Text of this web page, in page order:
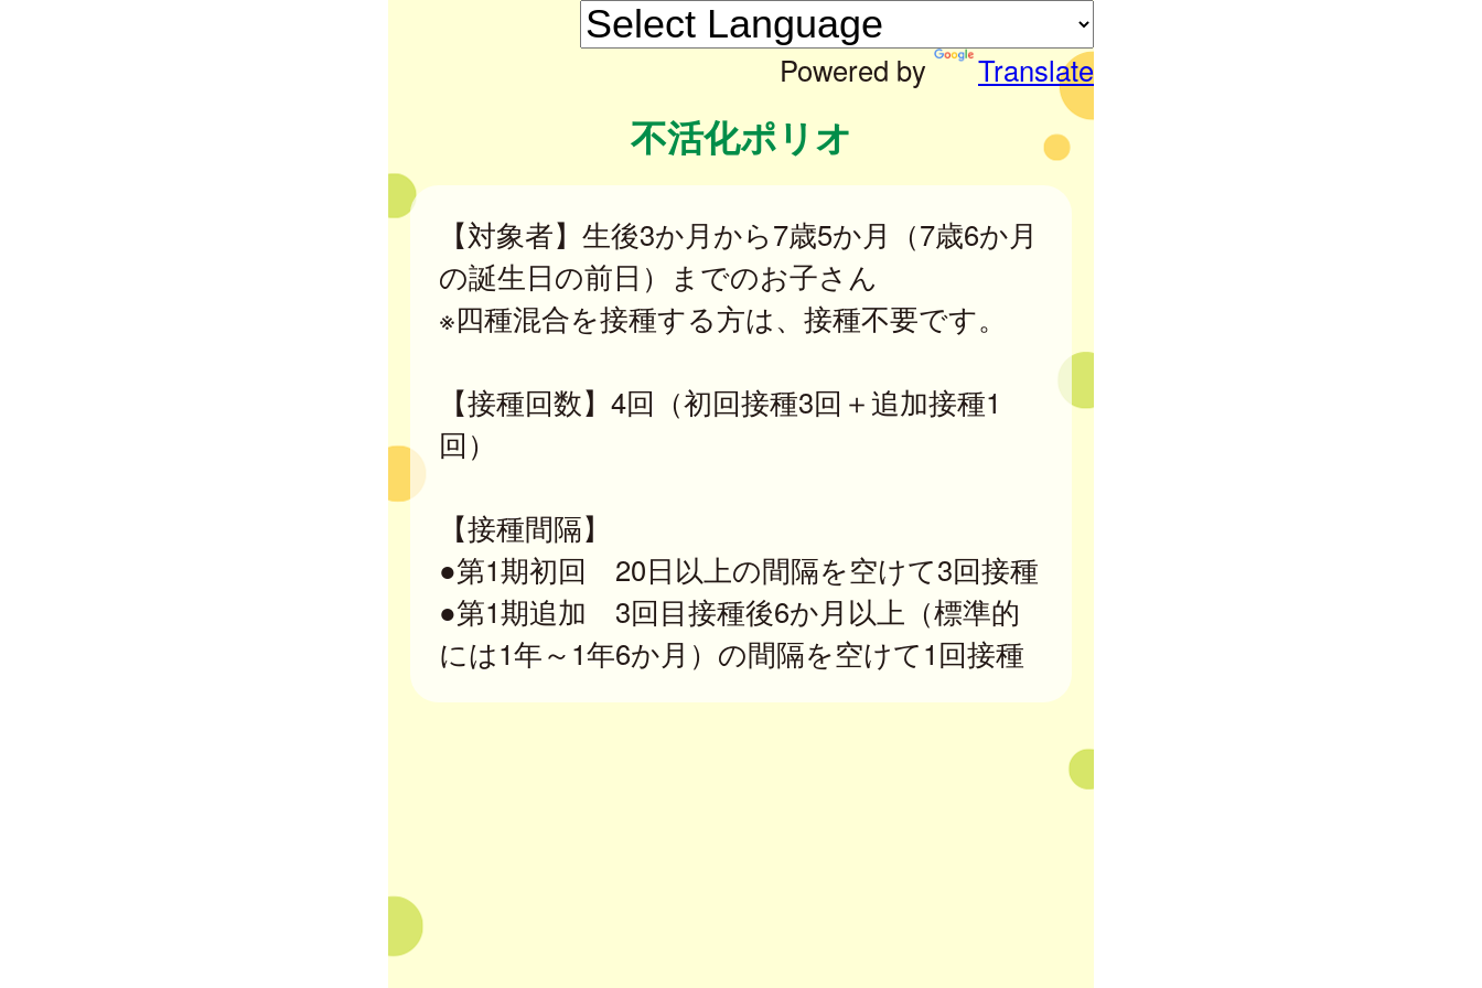
Powered by Translate
不活化ポリオ
【対象者】生後3か月から7歳5か月（7歳6か月
の誕生日の前日）までのお子さん
※四種混合を接種する方は、接種不要です。
【接種回数】4回（初回接種3回＋追加接種1
回）
【接種間隔】
●第1期初回 20日以上の間隔を空けて3回接種
●第1期追加 3回目接種後6か月以上（標準的
には1年～1年6か月）の間隔を空けて1回接種